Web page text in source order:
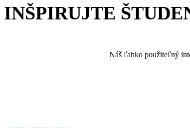
INŠPIRUJTE
Náš ľahko použiteľný